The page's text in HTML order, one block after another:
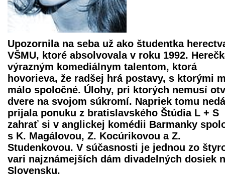
Upozornila na seba už ako študentka
VŠMU, ktoré absolvovala v roku 1992.
výrazným komediálnym talentom, ktorá
hovorieva, že radšej hrá postavy, s ktorými
málo spoločné. Úlohy, pri ktorých nemusí
dvere na svojom súkromí. Napriek tomu
prijala ponuku z bratislavského Štúdia L + S
zahrať si v anglickej komédii Barmanky
s K. Magálovou, Z. Kocúrikovou a Z.
Studenkovou. V súčasnosti je jednou zo
vari najznámejších dám divadelných dosiek
Slovensku.